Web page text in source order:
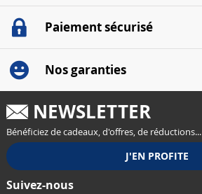
Paiement sécurisé
Nos garanties
NEWSLETTER
Bénéficiez de cadeaux, d'offres, de réductions...
Suivez-nous